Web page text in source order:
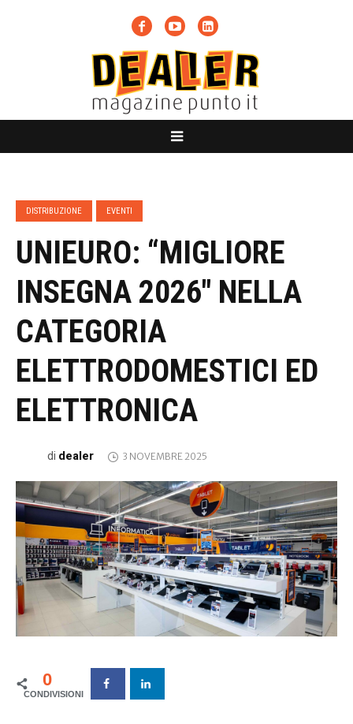
DISTRIBUZIONE EVENTI
UNIEURO: “MIGLIORE
INSEGNA 2026″ NELLA
CATEGORIA
ELETTRODOMESTICI ED
ELETTRONICA
di dealer 3 NOVEMBRE 2025
0